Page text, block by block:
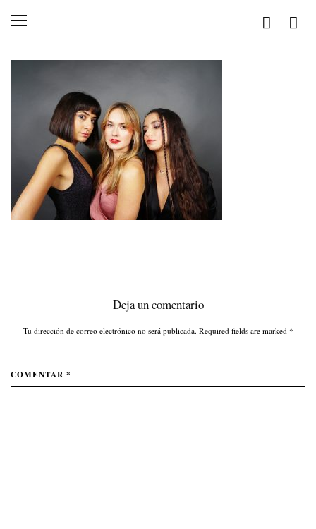
Deja un comentario
Tu dirección de correo electrónico no será publicada. Required fields are marked *
COMENTAR *